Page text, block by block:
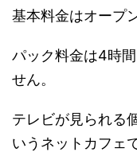
基本料金はオープ
パック料金は4時
せん。
テレビが見られる
いうネットカフェ